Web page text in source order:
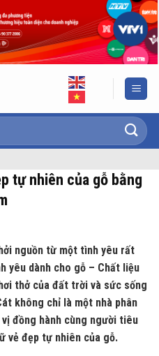
tự nhiên của gỗ bằng
nguồn từ một tình yêu rất
yêu dành cho gỗ – Chất liệu
thở của đất trời và sức sống
không chỉ là một nhà phân
vị đồng hành cùng người tiêu
vẻ đẹp tự nhiên của gỗ.